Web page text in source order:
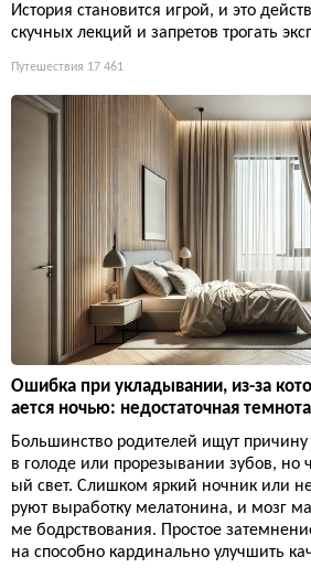
История становится игрой, и это
скучных лекций и запретов трогать
Путешествия 17 461
Ошибка при укладывании, из-за
ается ночью: недостаточная
Большинство родителей ищут
в голоде или прорезывании зубов, но
ый свет. Слишком яркий ночник или
руют выработку мелатонина, и мозг
ме бодрствования. Простое
на способно кардинально улучшить